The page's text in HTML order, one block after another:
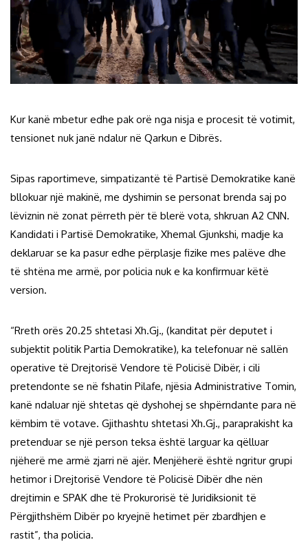
Kur kanë mbetur edhe pak orë nga nisja e procesit të votimit,
tensionet nuk janë ndalur në Qarkun e Dibrës.
Sipas raportimeve, simpatizantë të Partisë Demokratike kanë
bllokuar një makinë, me dyshimin se personat brenda saj po
lëviznin në zonat përreth për të blerë vota, shkruan A2 CNN.
Kandidati i Partisë Demokratike, Xhemal Gjunkshi, madje ka
deklaruar se ka pasur edhe përplasje fizike mes palëve dhe
të shtëna me armë, por policia nuk e ka konfirmuar këtë
version.
“Rreth orës 20.25 shtetasi Xh.Gj., (kanditat për deputet i
subjektit politik Partia Demokratike), ka telefonuar në sallën
operative të Drejtorisë Vendore të Policisë Dibër, i cili
pretendonte se në fshatin Pilafe, njësia Administrative Tomin,
kanë ndaluar një shtetas që dyshohej se shpërndante para në
këmbim të votave. Gjithashtu shtetasi Xh.Gj., paraprakisht ka
pretenduar se një person teksa është larguar ka qëlluar
njëherë me armë zjarri në ajër. Menjëherë është ngritur grupi
hetimor i Drejtorisë Vendore të Policisë Dibër dhe nën
drejtimin e SPAK dhe të Prokurorisë të Juridiksionit të
Përgjithshëm Dibër po kryejnë hetimet për zbardhjen e
rastit”, tha policia.